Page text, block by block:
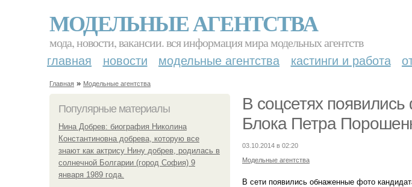
МОДЕЛЬНЫЕ АГЕНТСТВА
мода, новости, вакансии. вся информация мира модельных агентств
главная новости модельные агентства кастинги и работа
Главная » Модельные агентства
Популярные материалы
Нина Добрев: биография Николина
Константиновна добрева, которую все
знают как актрису Нину добрев, родилась в
солнечной Болгарии (город София) 9
января 1989 года.
В соцсетях появились
Блока Петра
03.10.2014 в 02:20
Модельные агентства
В сети появились обнаженные фото